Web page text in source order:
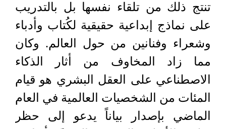
تنتج ذلك من تلقاء نفسها بل بالتدريب
على نماذج إبداعية حقيقية لكُتاب وأدباء
وشعراء وفنانين من حول العالم. وكان
مما زاد المخاوف من أثار الذكاء
الاصطناعي على العقل البشري هو قيام
المئات من الشخصيات العالمية في العام
الماضي بإصدار بياناً يدعو إلى حظر